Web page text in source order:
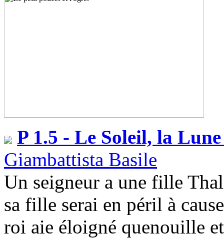
P 1.5 - Le Soleil, la
Giambattista Basile
Un seigneur a une fille
sa fille serai en péril à
roi aie éloigné quenouille